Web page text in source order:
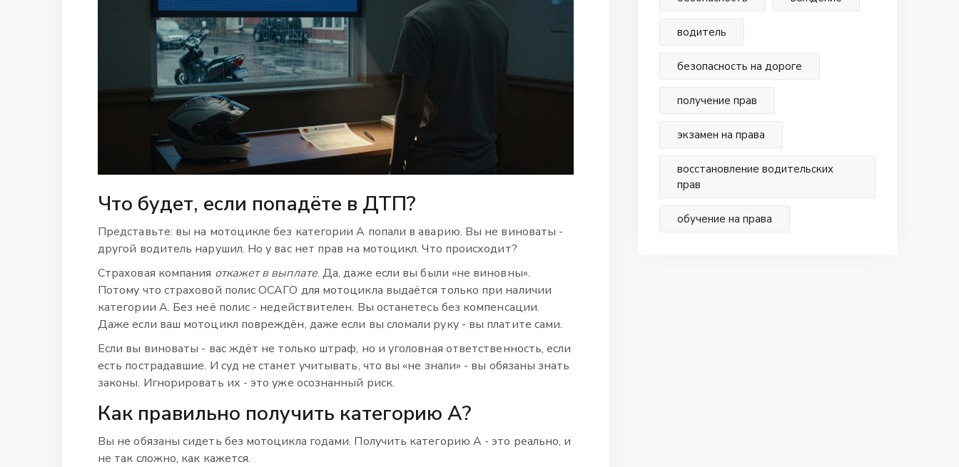
Что будет, если попадёте в ДТП?
Представьте: вы на мотоцикле без категории А попали в аварию. Вы не виноваты -
другой водитель нарушил. Но у вас нет прав на мотоцикл. Что происходит?
Страховая компания откажет в выплате. Да, даже если вы были «не виновны».
Потому что страховой полис ОСАГО для мотоцикла выдаётся только при наличии
категории А. Без неё полис - недействителен. Вы останетесь без компенсации.
Даже если ваш мотоцикл повреждён, даже если вы сломали руку - вы платите сами.
Если вы виноваты - вас ждёт не только штраф, но и уголовная ответственность, если
есть пострадавшие. И суд не станет учитывать, что вы «не знали» - вы обязаны знать
законы. Игнорировать их - это уже осознанный риск.
Как правильно получить категорию А?
Вы не обязаны сидеть без мотоцикла годами. Получить категорию А - это реально, и
не так сложно, как кажется.
водитель
безопасность на дороге
получение прав
экзамен на права
восстановление водительских
прав
обучение на права